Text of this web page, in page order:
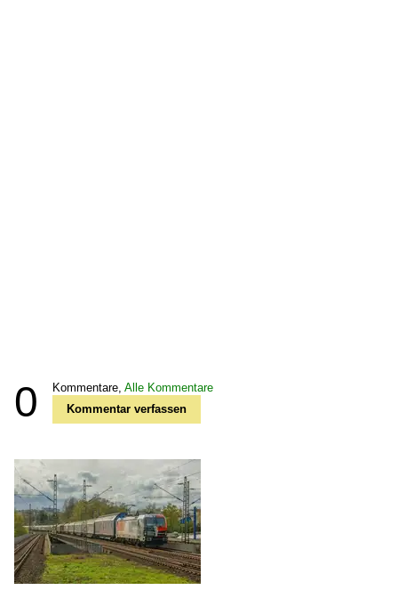
0 Kommentare, Alle Kommentare
Kommentar verfassen